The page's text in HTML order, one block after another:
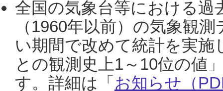
全国の気象台等における過
（1960年以前）の気象観
い期間で改めて統計を実
との観測史上1～10位の値
す。詳細は「 お知らせ（